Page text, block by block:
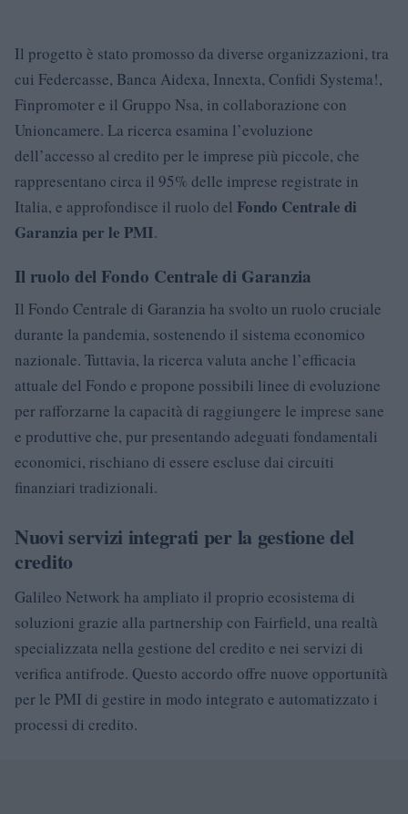
Il progetto è stato promosso da diverse organizzazioni, tra
cui Federcasse, Banca Aidexa, Innexta, Confidi Systema!,
Finpromoter e il Gruppo Nsa, in collaborazione con
Unioncamere. La ricerca esamina l’evoluzione
dell’accesso al credito per le imprese più piccole, che
rappresentano circa il 95% delle imprese registrate in
Italia, e approfondisce il ruolo del Fondo Centrale di
Garanzia per le PMI.
Il ruolo del Fondo Centrale di Garanzia
Il Fondo Centrale di Garanzia ha svolto un ruolo cruciale
durante la pandemia, sostenendo il sistema economico
nazionale. Tuttavia, la ricerca valuta anche l’efficacia
attuale del Fondo e propone possibili linee di evoluzione
per rafforzarne la capacità di raggiungere le imprese sane
e produttive che, pur presentando adeguati fondamentali
economici, rischiano di essere escluse dai circuiti
finanziari tradizionali.
Nuovi servizi integrati per la gestione del
credito
Galileo Network ha ampliato il proprio ecosistema di
soluzioni grazie alla partnership con Fairfield, una realtà
specializzata nella gestione del credito e nei servizi di
verifica antifrode. Questo accordo offre nuove opportunità
per le PMI di gestire in modo integrato e automatizzato i
processi di credito.